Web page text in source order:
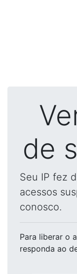
de
Seu IP fez
acessos
conosco.
Para liberar o
responda ao